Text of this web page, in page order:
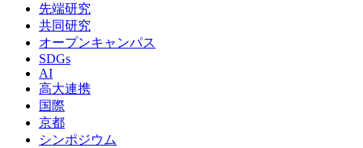
先端研究
共同研究
オープンキャンパス
SDGs
AI
高大連携
国際
京都
シンポジウム